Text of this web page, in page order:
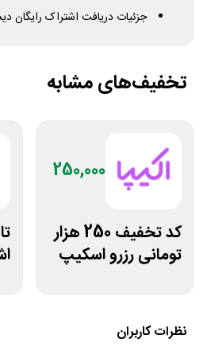
جزئیات دریافت اشتراک رایگان
تخفیف‌های مشابه
250,000
کد تخفیف 250 هزار
تومانی رزرو اسکیپ
نظرات کاربران